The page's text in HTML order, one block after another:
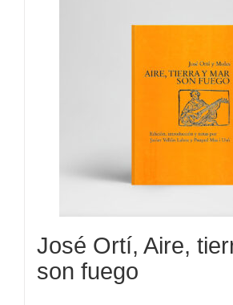
José Ortí, Aire,
son fuego